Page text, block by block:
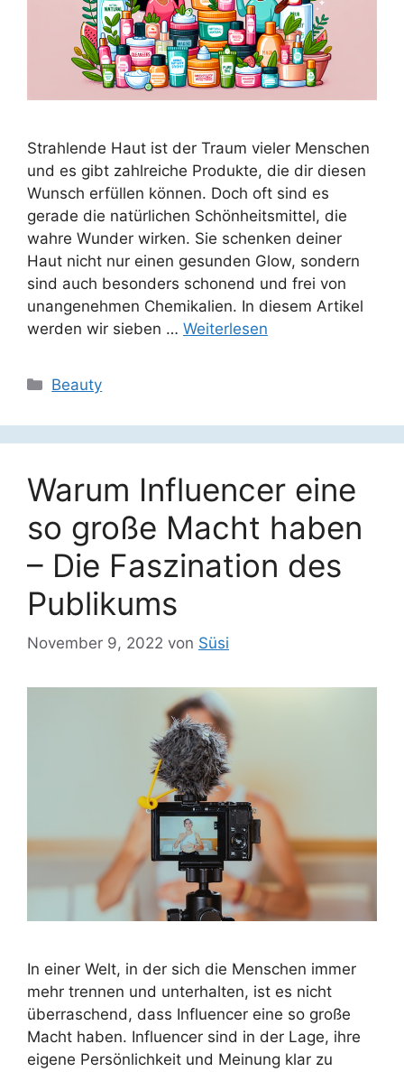
Strahlende Haut ist der Traum vieler Menschen
und es gibt zahlreiche Produkte, die dir diesen
Wunsch erfüllen können. Doch oft sind es
gerade die natürlichen Schönheitsmittel, die
wahre Wunder wirken. Sie schenken deiner
Haut nicht nur einen gesunden Glow, sondern
sind auch besonders schonend und frei von
unangenehmen Chemikalien. In diesem Artikel
werden wir sieben … Weiterlesen
Kategorien
Beauty
Warum Influencer eine
so große Macht haben
– Die Faszination des
Publikums
November 9, 2022 von Süsi
In einer Welt, in der sich die Menschen immer
mehr trennen und unterhalten, ist es nicht
überraschend, dass Influencer eine so große
Macht haben. Influencer sind in der Lage, ihre
eigene Persönlichkeit und Meinung klar zu